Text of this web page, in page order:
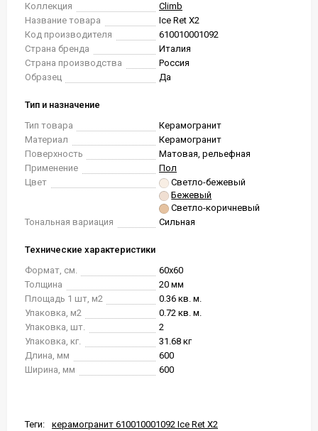
Коллекция
Climb
Название товара
Ice Ret X2
Код производителя
610010001092
Страна бренда
Италия
Страна производства
Россия
Образец
Да
Тип и назначение
Тип товара
Керамогранит
Материал
Керамогранит
Поверхность
Матовая, рельефная
Применение
Пол
Цвет
Светло-бежевый
Бежевый
Светло-коричневый
Тональная вариация
Сильная
Технические характеристики
Формат, см.
60x60
Толщина
20 мм
Площадь 1 шт, м2
0.36 кв. м.
Упаковка, м2
0.72 кв. м.
Упаковка, шт.
2
Упаковка, кг.
31.68 кг
Длина, мм
600
Ширина, мм
600
Теги: керамогранит 610010001092 Ice Ret X2